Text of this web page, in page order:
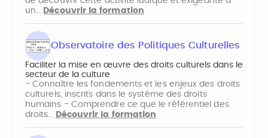
un… Découvrir la formation
Observatoire des Politiques Culturelles
Faciliter la mise en œuvre des droits culturels dans le
secteur de la culture
- Connaître les fondements et les enjeux des droits
culturels, inscrits dans le système des droits
humains - Comprendre ce que le référentiel des
droits…
Découvrir la formation